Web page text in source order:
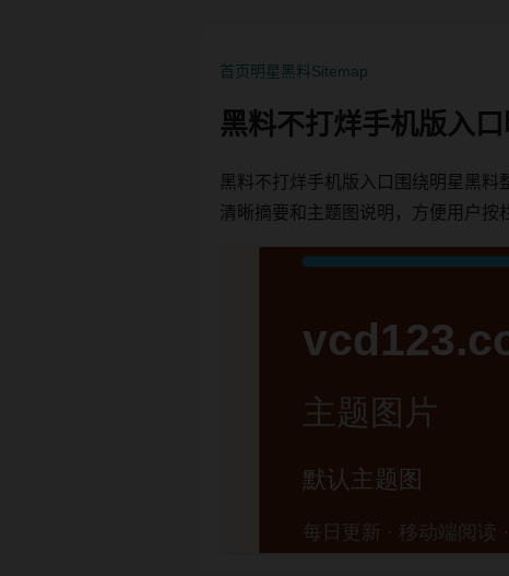
首页明星黑料Sitemap
黑料不打烊手机版入
黑料不打烊手机版入口围绕明星黑料
清晰摘要和主题图说明，方便用户按